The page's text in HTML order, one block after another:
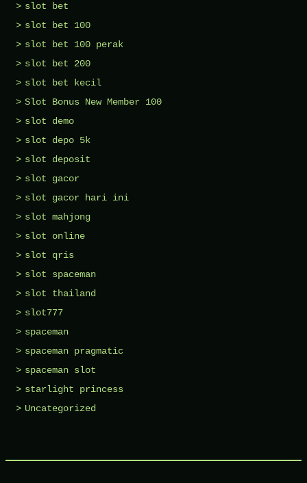
slot bet
slot bet 100
slot bet 100 perak
slot bet 200
slot bet kecil
Slot Bonus New Member 100
slot demo
slot depo 5k
slot deposit
slot gacor
slot gacor hari ini
slot mahjong
slot online
slot qris
slot spaceman
slot thailand
slot777
spaceman
spaceman pragmatic
spaceman slot
starlight princess
Uncategorized